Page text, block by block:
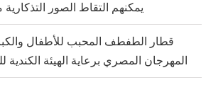
يمكنهم التقاط الصور
قطار الطفطف المحبب للأطفال
المهرجان المصري برعاية الهيئة